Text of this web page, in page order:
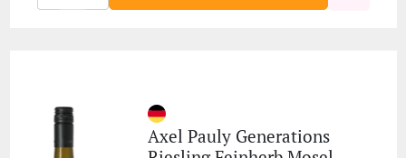
Axel Pauly Generations